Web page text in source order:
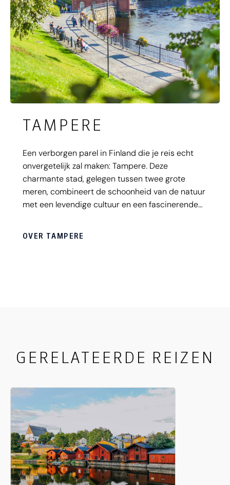
TAMPERE
Een verborgen parel in Finland die je reis echt
onvergetelijk zal maken: Tampere. Deze
charmante stad, gelegen tussen twee grote
meren, combineert de schoonheid van de natuur
met een levendige cultuur en een fascinerende
OVER TAMPERE
GERELATEERDE REIZEN